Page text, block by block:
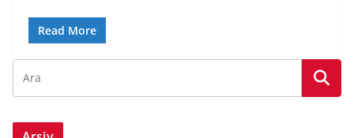
Read More